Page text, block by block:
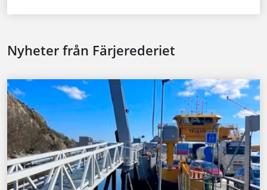
Nyheter från Färjerederiet